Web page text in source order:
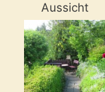
Aussicht